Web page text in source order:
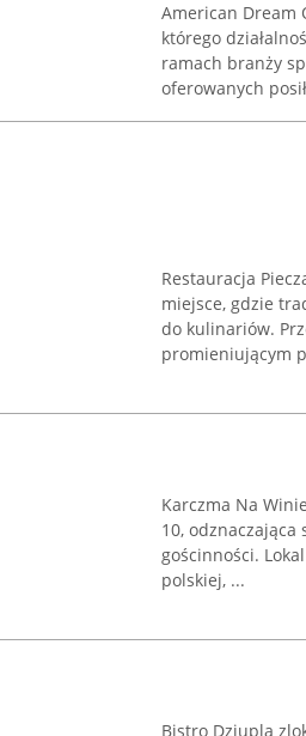
American Dream
którego
ramach branży
oferowanych
Restauracja
miejsce, gdzie
do kulinariów.
promieniującym
Karczma Na
10,
gościnności.
polskiej, ...
Bistro Dziupla